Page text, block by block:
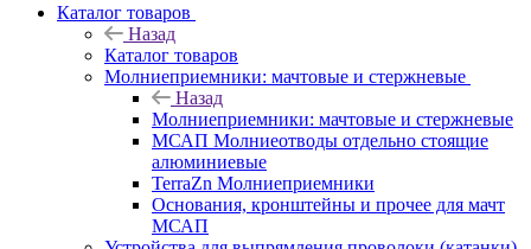
Каталог товаров
Назад
Каталог товаров
Молниеприемники: мачтовые и стержневые
Назад
Молниеприемники: мачтовые и стержневые
МСАП Молниеотводы отдельно стоящие
алюминиевые
TerraZn Молниеприемники
Основания, кронштейны и прочее для мачт
МСАП